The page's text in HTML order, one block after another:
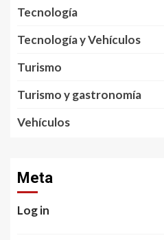
Tecnología
Tecnología y Vehículos
Turismo
Turismo y gastronomía
Vehículos
Meta
Log in